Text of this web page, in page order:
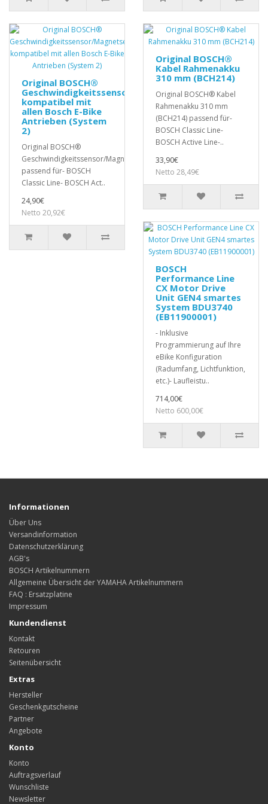
Original BOSCH®
Geschwindigkeitssensor/Magnetsensor
kompatibel mit
allen Bosch E-Bike
Antrieben (System
2)
Original BOSCH®
Geschwindigkeitssensor/Magnetsensor
passend für- BOSCH
Classic Line- BOSCH Act..
24,90€
Netto 20,92€
Original BOSCH®
Kabel Rahmenakku
310 mm (BCH214)
Original BOSCH® Kabel
Rahmenakku 310 mm
(BCH214) passend für-
BOSCH Classic Line-
BOSCH Active Line-..
33,90€
Netto 28,49€
BOSCH
Performance Line
CX Motor Drive
Unit GEN4 smartes
System BDU3740
(EB11900001)
- Inklusive
Programmierung auf Ihre
eBike Konfiguration
(Radumfang, Lichtfunktion,
etc.)- Laufleistu..
714,00€
Netto 600,00€
Informationen
Über Uns
Versandinformation
Datenschutzerklärung
AGB's
BOSCH Artikelnummern
Allgemeine Übersicht der YAMAHA Artikelnummern
FAQ : Ersatzplatine
Impressum
Kundendienst
Kontakt
Retouren
Seitenübersicht
Extras
Hersteller
Geschenkgutscheine
Partner
Angebote
Konto
Konto
Auftragsverlauf
Wunschliste
Newsletter